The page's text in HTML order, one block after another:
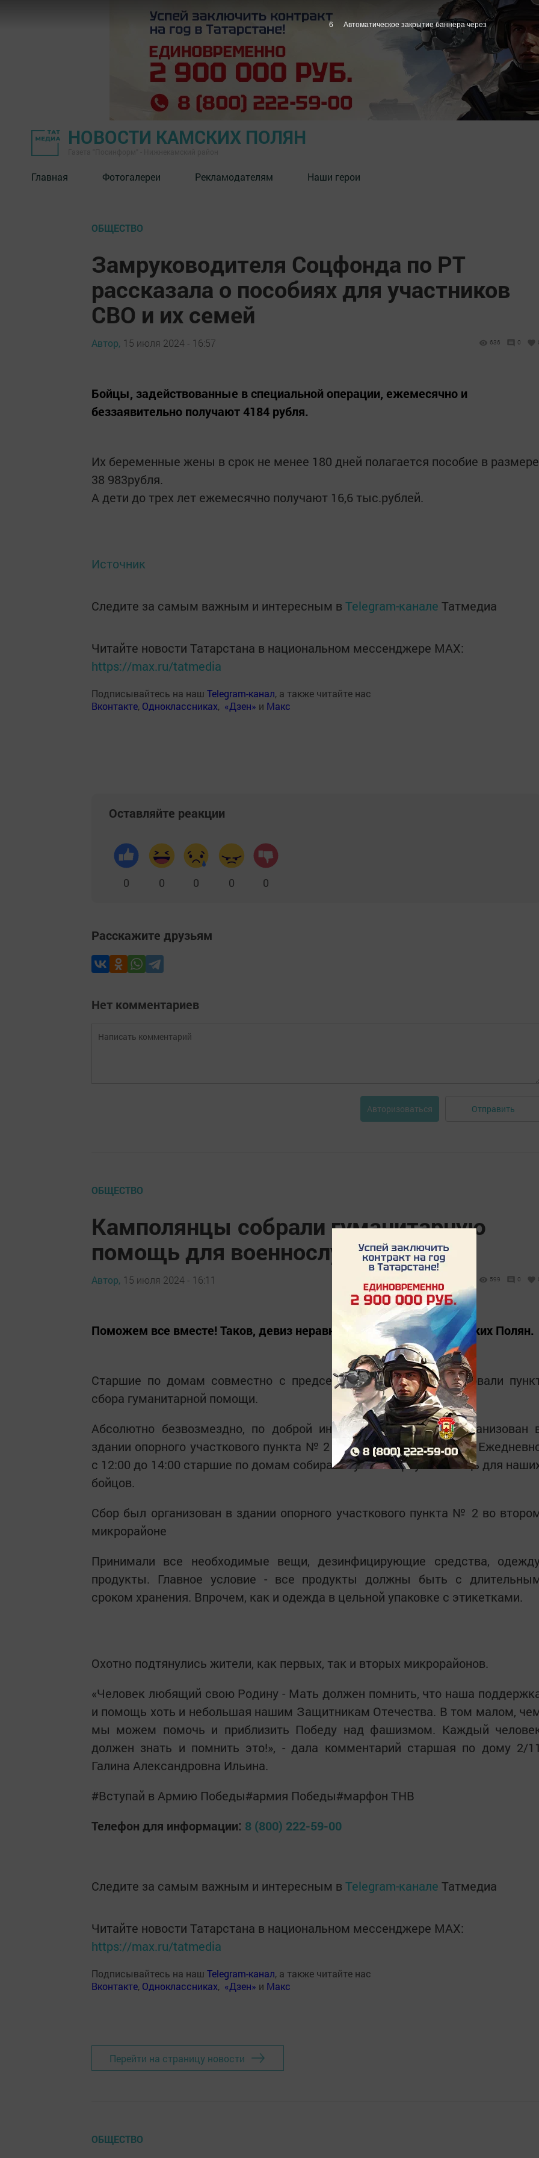
НОВОСТИ КАМСКИХ ПОЛЯН
Главная Фотогалереи Рекламодателям Наши герои
ОБЩЕСТВО
Замруководителя Соцфонда по РТ
рассказала о пособиях для участников
СВО и их семей
Автор, 15 июля 2024 - 16:57 636 0
Бойцы, задействованные в специальной операции, ежемесячно и
беззаявительно получают 4184 рубля.
Их беременные жены в срок не менее 180 дней полагается пособие в размере
38 983рубля.
А дети до трех лет ежемесячно получают 16,6 тыс.рублей.
Источник
Следите за самым важным и интересным в Telegram-канале Татмедиа
Читайте новости Татарстана в национальном мессенджере MАХ:
https://max.ru/tatmedia
Подписывайтесь на наш Telegram-канал, а также читайте нас
Вконтакте, Одноклассниках, «Дзен» и Макс
Оставляйте реакции
0 0 0 0 0
Расскажите друзьям
Нет комментариев
Авторизоваться Отправить
ОБЩЕСТВО
Камполянцы собрали гуманитарную
помощь для военнослужащих
Автор, 15 июля 2024 - 16:11 599 0
Поможем все вместе! Таков, девиз неравнодушных жителей Камских Полян.
Старшие по домам совместно с председателями Стос организовали
сбора гуманитарной помощи.
Абсолютно безвозмездно, по доброй инициативе, сбор был организован
здании опорного участкового пункта № 2 во втором микрорайоне.
с 12:00 до 14:00 старшие по домам собирали гуманитарную помощь для
бойцов.
Сбор был организован в здании опорного участкового пункта № 2 во
микрорайоне
Принимали все необходимые вещи, дезинфицирующие средства,
продукты. Главное условие - все продукты должны быть с
сроком хранения. Впрочем, как и одежда в цельной упаковке с этикетками.
Охотно подтянулись жители, как первых, так и вторых микрорайонов.
«Человек любящий свою Родину - Мать должен помнить, что наша
и помощь хоть и небольшая нашим Защитникам Отечества. В том малом,
мы можем помочь и приблизить Победу над фашизмом. Каждый
должен знать и помнить это!», - дала комментарий старшая по дому 2/
Галина Александровна Ильина.
#Вступай в Армию Победы#армия Победы#марфон ТНВ
Телефон для информации: 8 (800) 222-59-00
Следите за самым важным и интересным в Telegram-канале Татмедиа
Читайте новости Татарстана в национальном мессенджере MАХ:
https://max.ru/tatmedia
Подписывайтесь на наш Telegram-канал, а также читайте нас
Вконтакте, Одноклассниках, «Дзен» и Макс
Перейти на страницу новости
ОБЩЕСТВО
5 Автоматическое закрытие баннера через